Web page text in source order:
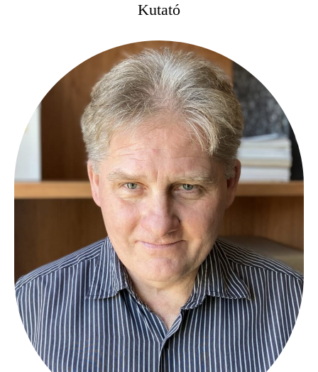
Kutató